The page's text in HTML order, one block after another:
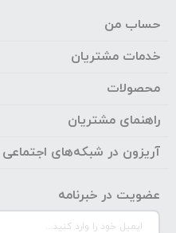
حساب من
خدمات مشتریان
محصولات
راهنمای مشتریان
آریزون در شبکه‌های اجتماعی
عضویت در خبرنامه